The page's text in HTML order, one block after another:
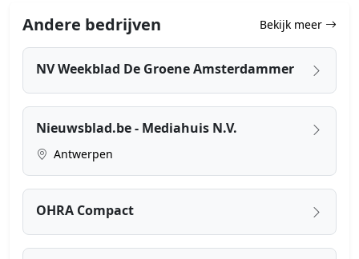
Andere bedrijven Bekijk meer
NV Weekblad De Groene Amsterdammer
Nieuwsblad.be - Mediahuis N.V.
Antwerpen
OHRA Compact